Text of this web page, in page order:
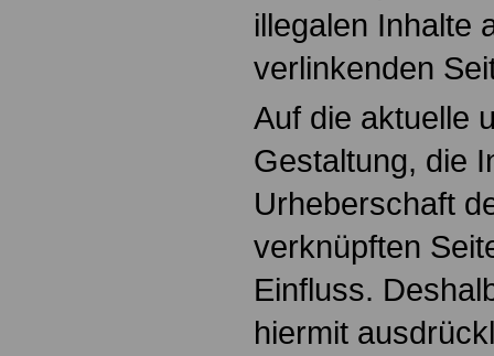
illegalen Inhalte
verlinkenden
Auf die aktuelle
Gestaltung, die
Urheberschaft
verknüpften
Einfluss.
hiermit